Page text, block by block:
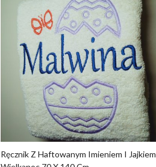
Ręcznik Z Haftowanym Imieniem I Jajkiem